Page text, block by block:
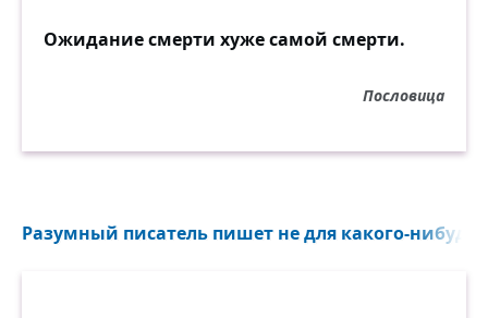
Ожидание смерти хуже самой смерти.
Пословица
Разумный писатель пишет не для какого-нибудь